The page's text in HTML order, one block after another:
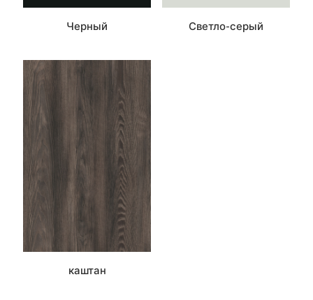
Черный Светло-серый
каштан